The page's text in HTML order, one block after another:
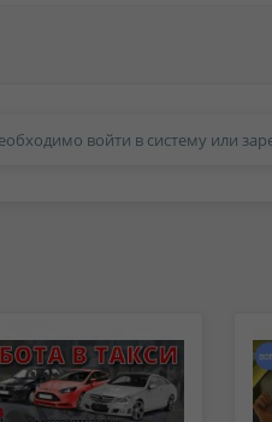
войти в систему или